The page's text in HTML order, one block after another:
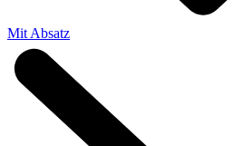
Mit Absatz